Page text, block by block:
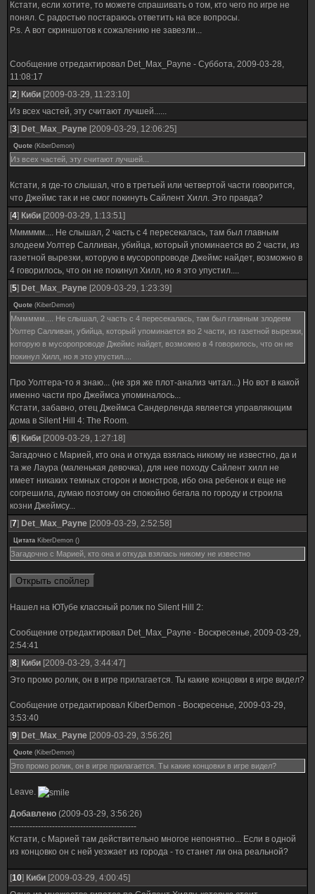
Кстати, если хотите, то можете спрашивать о том, кто чего по игре не
понял. С радостью постараюсь ответить на все вопросы.
P.s. А вот скриншотов к сожалению не завезли...
Сообщение отредактировал Det_Max_Payne - Суббота, 2009-03-28,
11:08:17
[2] Киби [2009-03-29, 11:23:10]
Из всех частей, эту считают лучшей......
[3] Det_Max_Payne [2009-03-29, 12:06:25]
Quote (KiberDemon)
Из всех частей, эту считают лучшей...
Кстати, я где-то слышал, что в третьей или четвертой части говорится,
что Джеймс так и не смог покинуть Сайлент Хилл. Это правда?
[4] Киби [2009-03-29, 1:13:51]
Мммммм.... Не слышал, 2 часть с 4 пересекалась, там был главным
злодеем Уолтер Салливан, убийца, который упоминается во 2 части, из
газетной вырезки, которую в мусоропроводе Джеймс найдет, возможно в
4 говорилось, что он не покинул Хилл, но я это упустил....
[5] Det_Max_Payne [2009-03-29, 1:23:39]
Quote (KiberDemon)
Мммммм.... Не слышал, 2 часть с 4 пересекалась, там был главным злодеем
Уолтер Салливан, убийца, который упоминается во 2 части, из газетной вырезки,
которую в мусоропроводе Джеймс найдет, возможно в 4 говорилось, что он не
покинул Хилл, но я это упустил....
Про Уолтера-то я знаю... (не зря же плот-анализ читал...) Но вот в какой
именно части про Джеймса упоминалось...
Кстати, забавно, отец Джеймса Сандерленда является управляющим
дома в Silent Hill 4: The Room.
[6] Киби [2009-03-29, 1:27:18]
Загадочно с Марией, кто она и откуда взялась никому не известно, да и
та же Лаура (маленькая девочка), для нее походу Сайлент хилл не
имеет никаких темных сторон и монстров, ибо она ребенок и еще не
согрешила, думаю поэтому он спокойно бегала по городу и строила
козни Джеймсу...
[7] Det_Max_Payne [2009-03-29, 2:52:58]
Цитата KiberDemon ()
Загадочно с Марией, кто она и откуда взялась никому не известно
Нашел на ЮТубе классный ролик по Silent Hill 2:
Сообщение отредактировал Det_Max_Payne - Воскресенье, 2009-03-29,
2:54:41
[8] Киби [2009-03-29, 3:44:47]
Это промо ролик, он в игре прилагается. Ты какие концовки в игре видел?
Сообщение отредактировал KiberDemon - Воскресенье, 2009-03-29,
3:53:40
[9] Det_Max_Payne [2009-03-29, 3:56:26]
Quote (KiberDemon)
Это промо ролик, он в игре прилагается. Ты какие концовки в игре видел?
Leave.
Добавлено (2009-03-29, 3:56:26)
---------------------------------------------
Кстати, с Марией там действительно многое непонятно... Если в одной
из концовко он с ней уезжает из города - то станет ли она реальной?
[10] Киби [2009-03-29, 4:00:45]